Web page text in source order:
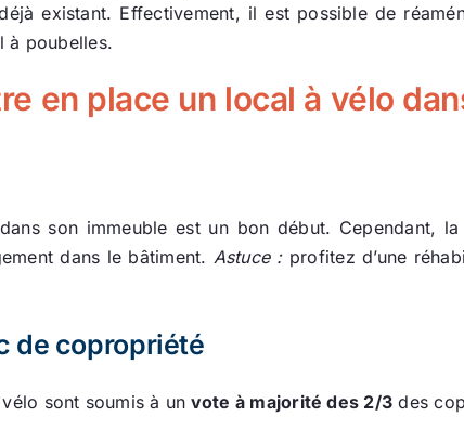
existant. Effectivement, il est possible de
à poubelles.
en place un local à vélo
dans son immeuble est un bon début. Cependant,
dans le bâtiment. Astuce :profitez d’une
de copropriété
sont soumis à un vote à majorité des 2/3 des